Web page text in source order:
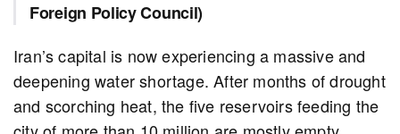
Foreign Policy Council)
Iran’s capital is now experiencing a massive and
deepening water shortage. After months of drought
and scorching heat, the five reservoirs feeding the